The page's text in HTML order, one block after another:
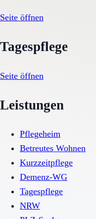
Seite öffnen
Tagespflege
Seite öffnen
Leistungen
Pflegeheim
Betreutes Wohnen
Kurzzeitpflege
Demenz-WG
Tagespflege
NRW